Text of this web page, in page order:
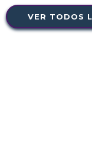
VER TODOS